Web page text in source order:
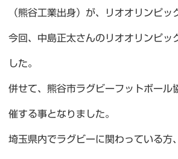
（熊谷工業出身）が、リオオリンピッ
今回、中島正太さんのリオオリンピッ
した。
併せて、熊谷市ラグビーフットボール
催する事となりました。
埼玉県内でラグビーに関わっている方